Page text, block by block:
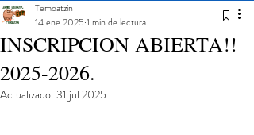
INSCRIPCION ABIERTA!!
2025-2026.
Temoatzin
14 ene 2025 1 min de lectura
Actualizado: 31 jul 2025